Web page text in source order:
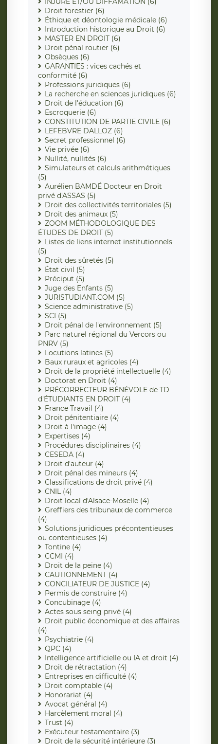
Droit forestier (6)
Éthique et déontologie médicale (6)
Introduction historique au Droit (6)
MASTER EN DROIT (6)
Droit pénal routier (6)
Obsèques (6)
GARANTIES : vices cachés et
conformité (6)
Professions juridiques (6)
La recherche en sciences juridiques (6)
Droit de l'éducation (6)
Escroquerie (6)
CONSTITUTION DE PARTIE CIVILE (6)
LEFEBVRE DALLOZ (6)
Secret professionnel (6)
Vie privée (6)
Nullité, nullités (6)
Simulateurs et calculs arithmétiques
(5)
Aurélien BAMDÉ Docteur en Droit
privé d'ASSAS (5)
Droit des collectivités territoriales (5)
Droit des animaux (5)
ZOOM MÉTHODOLOGIQUE DES
ÉTUDES DE DROIT (5)
Listes de liens internet institutionnels
(5)
Droit des sûretés (5)
État civil (5)
Préciput (5)
Juge des Enfants (5)
JURISTUDIANT.COM (5)
Science administrative (5)
SCI (5)
Droit pénal de l'environnement (5)
Parc naturel régional du Vercors ou
PNRV (5)
Locutions latines (5)
Baux ruraux et agricoles (4)
Droit de la propriété intellectuelle (4)
Doctorat en Droit (4)
PRÉCORRECTEUR BÉNÉVOLE de TD
d'ÉTUDIANTS EN DROIT (4)
France Travail (4)
Droit pénitentiaire (4)
Droit à l'image (4)
Expertises (4)
Procédures disciplinaires (4)
CESEDA (4)
Droit d'auteur (4)
Droit pénal des mineurs (4)
Classifications de droit privé (4)
CNIL (4)
Droit local d'Alsace-Moselle (4)
Greffiers des tribunaux de commerce
(4)
Solutions juridiques précontentieuses
ou contentieuses (4)
Tontine (4)
CCMI (4)
Droit de la peine (4)
CAUTIONNEMENT (4)
CONCILIATEUR DE JUSTICE (4)
Permis de construire (4)
Concubinage (4)
Actes sous seing privé (4)
Droit public économique et des affaires
(4)
Psychiatrie (4)
QPC (4)
Intelligence artificielle ou IA et droit (4)
Droit de rétractation (4)
Entreprises en difficulté (4)
Droit comptable (4)
Honorariat (4)
Avocat général (4)
Harcèlement moral (4)
Trust (4)
Exécuteur testamentaire (3)
Droit de la sécurité intérieure (3)